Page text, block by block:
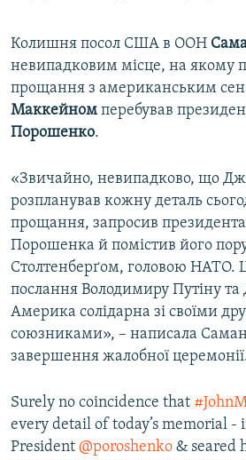
Колишня посол США в ООН
невипадковим місце, на якому
прощання з американським
Маккейном перебував
Порошенко.
«Звичайно, невипадково, що
розпланував кожну деталь
прощання, запросив
Порошенка й помістив його
Столтенберґом, головою НАТО.
послання Володимиру Путіну
Америка солідарна зі своїми
союзниками», – написала
завершення жалобної
Surely no coincidence that
every detail of today’s memorial -
President @poroshenko & seared